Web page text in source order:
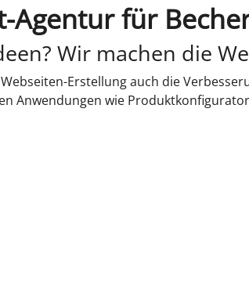
Agentur für
Wir machen die
Erstellung auch die
Anwendungen wie